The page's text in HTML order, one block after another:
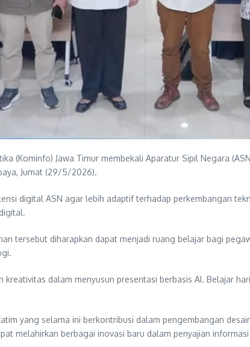
(Kominfo) Jawa Timur membekali Aparatur Sipil Negara
Jumat (29/5/2026).
digital ASN agar lebih adaptif terhadap perkembangan
tersebut diharapkan dapat menjadi ruang belajar bagi
dalam menyusun presentasi berbasis AI. Belajar
yang selama ini berkontribusi dalam pengembangan
melahirkan berbagai inovasi baru dalam penyajian